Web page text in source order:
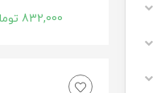
832,000